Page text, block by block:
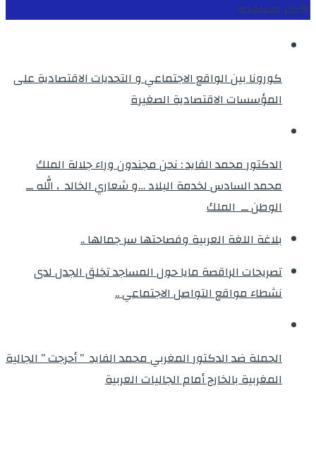
الأكثر مشاهدة
كورونا بين الواقع الاجتماعي و التحديات الاقتصادية على
المؤسسات الاقتصادية الصغيرة
الدكتور محمد الفايد : نحن مجندون وراء جلالة الملك
محمد السادس لخدمة البلاد …و شعاري الخالد ، الله ــ
الوطن ــ الملك
بلاغة اللغة العربية وفصاحتها سر جمالها ..
تصريحات الراقصة مايا حول المساجد تخلق الجدل لدى
نشطاء مواقع التواصل الاجتماعي ..
الحملة ضد الدكتور المغربي محمد الفايد ” أحرجت ” الجالية
المغربية بالخارج أمام الجاليات العربية